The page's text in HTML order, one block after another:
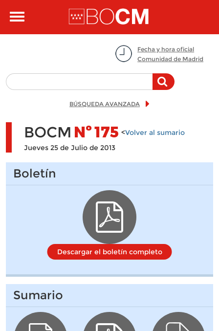
Toggle
Fecha y hora oficial
Comunidad de Madrid
BÚSQUEDA AVANZADA
BOCM Nº175 <Volver al sumario
Jueves 25 de Julio de 2013
Boletín
Descargar el boletín completo
Sumario